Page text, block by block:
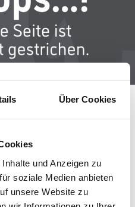
Über Cookies
und Anzeigen zu
soziale Medien anbieten
unsere Website zu
an der Lösung und
wie möglich beheben.